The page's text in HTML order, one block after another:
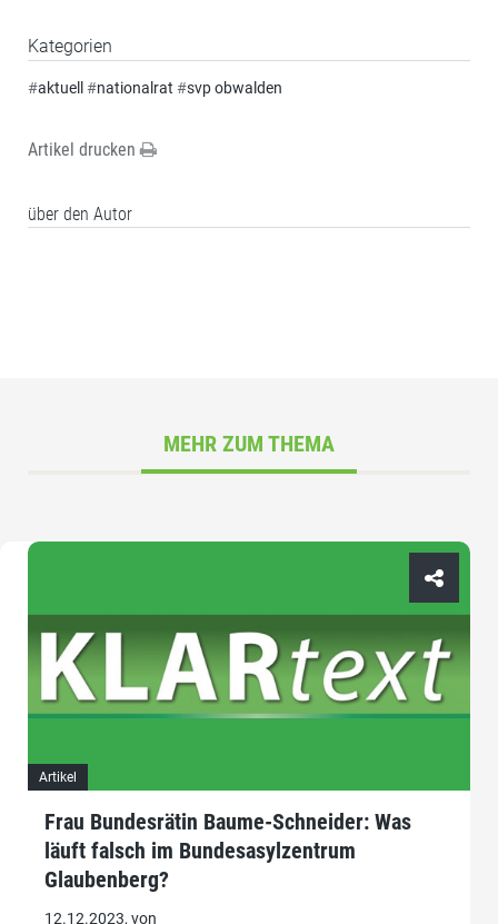
Kategorien
#aktuell #nationalrat #svp obwalden
Artikel drucken
über den Autor
MEHR ZUM THEMA
Artikel
Frau Bundesrätin Baume-Schneider: Was
läuft falsch im Bundesasylzentrum
Glaubenberg?
12.12.2023, von